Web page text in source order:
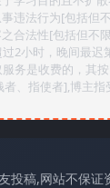
违法行为[包括但
合法性[包括但不
2小时，晚间最
务是收费的，其
、指使者],博主
投稿,网站不保证